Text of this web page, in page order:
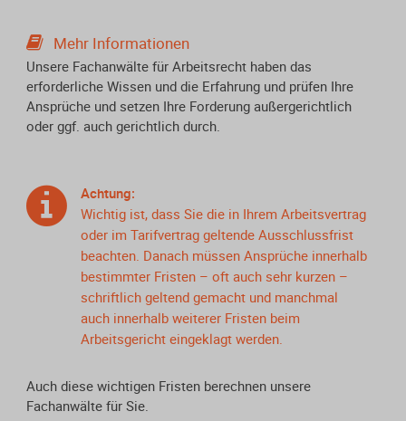
Mehr Informationen
Unsere Fachanwälte für Arbeitsrecht haben das
erforderliche Wissen und die Erfahrung und prüfen Ihre
Ansprüche und setzen Ihre Forderung außergerichtlich
oder ggf. auch gerichtlich durch.
Achtung:
Wichtig ist, dass Sie die in Ihrem Arbeitsvertrag
oder im Tarifvertrag geltende Ausschlussfrist
beachten. Danach müssen Ansprüche innerhalb
bestimmter Fristen – oft auch sehr kurzen –
schriftlich geltend gemacht und manchmal
auch innerhalb weiterer Fristen beim
Arbeitsgericht eingeklagt werden.
Auch diese wichtigen Fristen berechnen unsere
Fachanwälte für Sie.